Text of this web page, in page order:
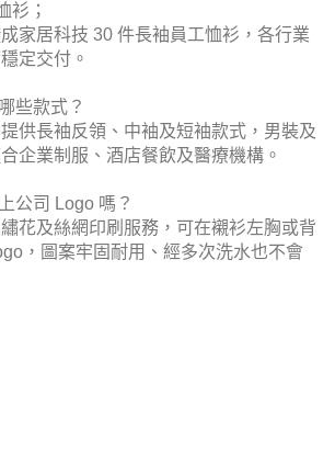
衫；
家居科技 30 件長袖員工恤衫，各行業
定交付。
些款式？
供長袖反領、中袖及短袖款式，男裝及
企業制服、酒店餐飲及醫療機構。
公司 Logo 嗎？
花及絲網印刷服務，可在襯衫左胸或背
，圖案牢固耐用、經多次洗水也不會